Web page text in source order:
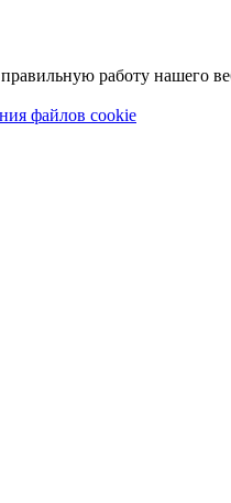
работу нашего
файлов cookie